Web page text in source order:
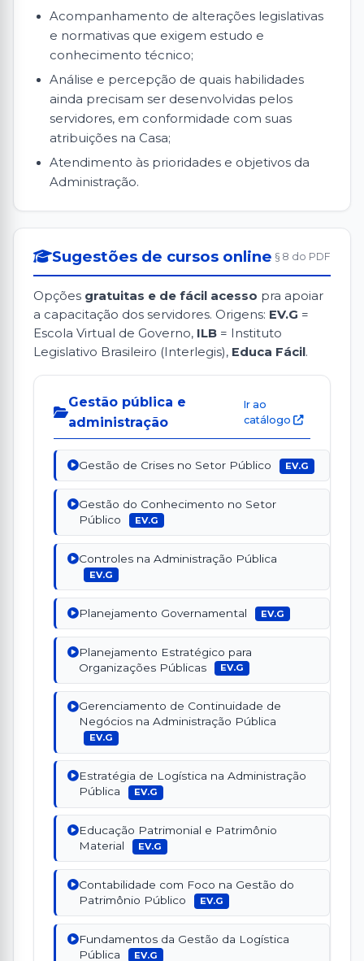
Acompanhamento de alterações legislativas
e normativas que exigem estudo e
conhecimento técnico;
Análise e percepção de quais habilidades
ainda precisam ser desenvolvidas pelos
servidores, em conformidade com suas
atribuições na Casa;
Atendimento às prioridades e objetivos da
Administração.
Sugestões de cursos online § 8 do PDF
Opções gratuitas e de fácil acesso pra apoiar
a capacitação dos servidores. Origens: EV.G =
Escola Virtual de Governo, ILB = Instituto
Legislativo Brasileiro (Interlegis), Educa Fácil.
Gestão pública e
administração
Ir ao
catálogo
Gestão de Crises no Setor Público EV.G
Gestão do Conhecimento no Setor
Público
EV.G
Controles na Administração Pública
EV.G
Planejamento Governamental EV.G
Planejamento Estratégico para
Organizações Públicas
EV.G
Gerenciamento de Continuidade de
Negócios na Administração Pública
EV.G
Estratégia de Logística na Administração
Pública
EV.G
Educação Patrimonial e Patrimônio
Material
EV.G
Contabilidade com Foco na Gestão do
Patrimônio Público
EV.G
Fundamentos da Gestão da Logística
Pública
EV.G